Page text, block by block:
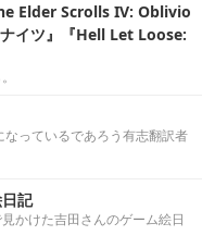
Elder Scrolls IV: Oblivio
イツ』『Hell Let Loose:
っているであろう有志翻訳者
記
かけた吉田さんのゲーム絵日